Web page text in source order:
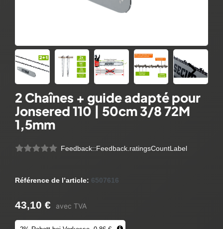
2 Chaînes + guide adapté pour
Jonsered 110 | 50cm 3/8 72M
1,5mm
Feedback::Feedback.ratingsCountLabel
Référence de l’article: 6507616
43,10 € avec TVA